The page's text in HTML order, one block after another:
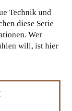
Technik und
diese Serie
Wer
will, ist hier